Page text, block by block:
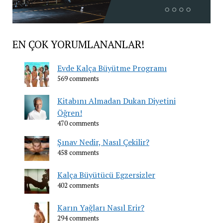
EN ÇOK YORUMLANANLAR!
Evde Kalça Büyütme Programı
569 comments
Kitabını Almadan Dukan Diyetini
Öğren!
470 comments
Şınav Nedir, Nasıl Çekilir?
458 comments
Kalça Büyütücü Egzersizler
402 comments
Karın Yağları Nasıl Erir?
294 comments